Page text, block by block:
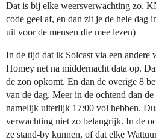
Dat is bij elke weersverwachting zo.
code geel af, en dan zit je de hele dag
uit voor de mensen die mee lezen)
In de tijd dat ik Solcast via een andere
Homey net na middernacht data op.
de zon opkomt. En dan de overige 8
van de dag. Meer in de ochtend dan
namelijk uiterlijk 17:00 vol hebben.
verwachting niet zo belangrijk. In de
ze stand-by kunnen, of dat elke